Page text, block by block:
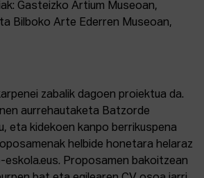
Gasteizko Artium Museoan,
Bilboko Arte Ederren Museoan,
zabalik dagoen proiektua da.
aurrehautaketa Batzorde
eta kidekoen kanpo berrikuspena
helbide honetara helaraz
eskola.eus. Proposamen bakoitzean